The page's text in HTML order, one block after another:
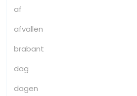
af
afvallen
brabant
dag
dagen